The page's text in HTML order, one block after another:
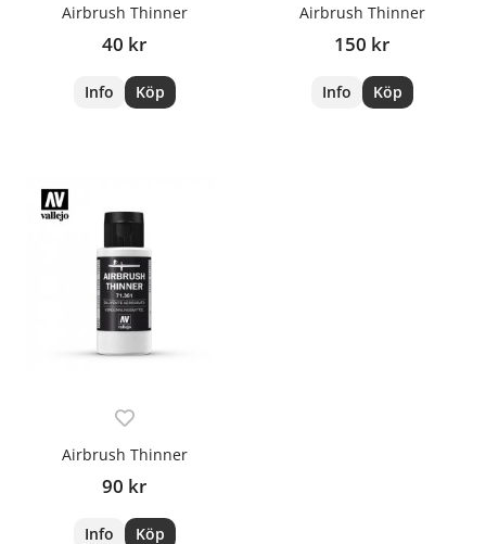
Airbrush Thinner
40 kr
Info Köp
Airbrush Thinner
150 kr
Info Köp
Airbrush Thinner
90 kr
Info Köp